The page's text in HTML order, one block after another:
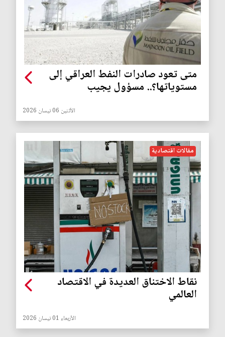
متى تعود صادرات النفط العراقي إلى
مستوياتها؟.. مسؤول يجيب
الأثنين 06 نيسان 2026
مقالات اقتصادية
نقاط الاختناق العديدة في الاقتصاد
العالمي
الأربعاء 01 نيسان 2026